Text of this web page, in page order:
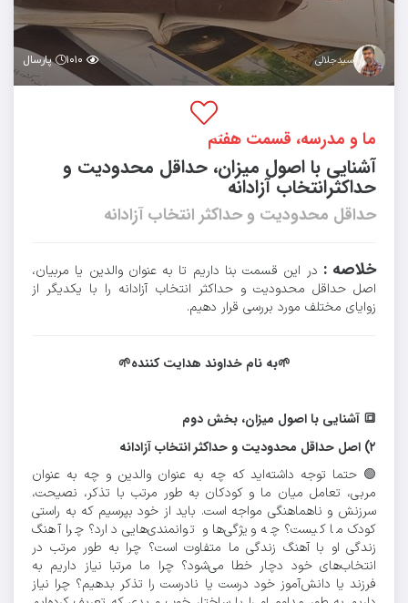
سیدجلالی ۱۰۱۰ پارسال
ما و مدرسه، قسمت هفتم
آشنایی با اصول میزان، حداقل محدودیت و
حداکثرانتخاب آزادانه
حداقل محدودیت و حداکثر انتخاب آزادانه
خلاصه : در این قسمت بنا داریم تا به عنوان والدین یا مربیان،
اصل حداقل محدودیت و حداکثر انتخاب آزادانه را با یکدیگر از
زوایای مختلف مورد بررسی قرار دهیم.
🌱به نام خداوند هدایت کننده🌱
🔳 آشنایی با اصول میزان، بخش دوم
۲) اصل حداقل محدودیت و حداکثر انتخاب آزادانه
🟢 حتما توجه داشته‌اید که چه به عنوان والدین و چه به عنوان
مربی، تعامل میان ما و کودکان به طور مرتب با تذکر، نصیحت،
سرزنش و ناهماهنگی مواجه است. باید از خود بپرسیم که به راستی
کودک ما کیست؟ چه ویژگی‌ها و توانمندی‌هایی دارد؟ چرا آهنگ
زندگی او با آهنگ زندگی ما متفاوت است؟ چرا به طور مرتب در
انتخاب‌های خود دچار خطا می‌شود؟ چرا ما مرتبا نیاز داریم به
فرزند یا دانش‌آموز خود درست یا نادرست را تذکر بدهیم؟ چرا نیاز